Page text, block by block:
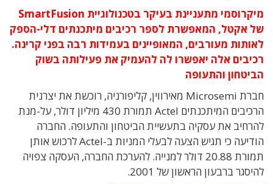
מיקרוסמי מתעניינת בעיקר בטכנולוגיית SmartFusion
של אקטל, המאפשרת לספר רכיבים מיתכנתים דלי-הספק
לאותות מעורבים, המאופיינים בעמידות רבה בפני קרינה.
רכיבים אלה יאפשרו לה להעמיק את פעילותה בשוק
הביטחון והתעופה
חברת Microsemi מאירווין, קליפורניה, רוכשת את יצרנית
הרכיבים המיתכנתים Actel תמורת 430 מיליון דולר, על-מנת
להרחיב את עסקיה בתעשיית הביטחון והתעופה. החברה
הודיעה כי תגיש הצעה לבעלי המניות ב-Actel לרכוש אותן
תמורת 20.88 דולר למנייה. להערכת החברה, העסקה צפויה
להיסגר ברבעון הראשון של 2001.